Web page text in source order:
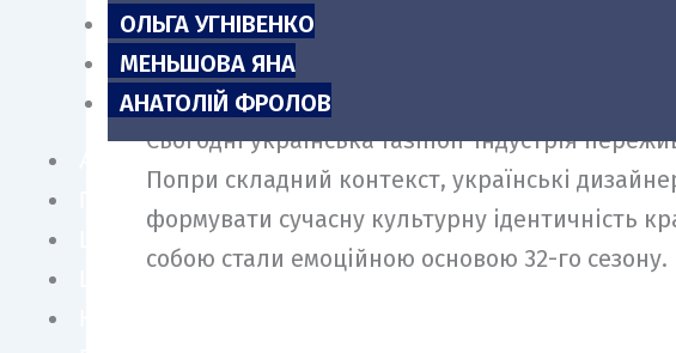
ОЛЬГА УГНІВЕНКО
МЕНЬШОВА ЯНА
АНАТОЛІЙ ФРОЛОВ
ПЕРСОНИ
ШОУ БІЗНЕС
Про дизайнерів, які створюють власну мову
індивідуальність замість копіювання та зміст
Сьогодні українська fashion-індустрія
Попри складний контекст, українські
формувати сучасну культурну ідентичність
собою стали емоційною основою 32-го сезону.